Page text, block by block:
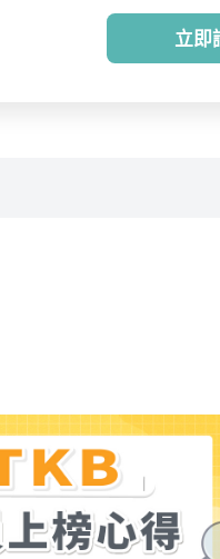
立即